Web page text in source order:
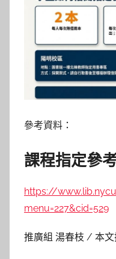
參考資料：
課程指定參
https://
menu=227&cid=529
推廣組 湯春枝 / 本